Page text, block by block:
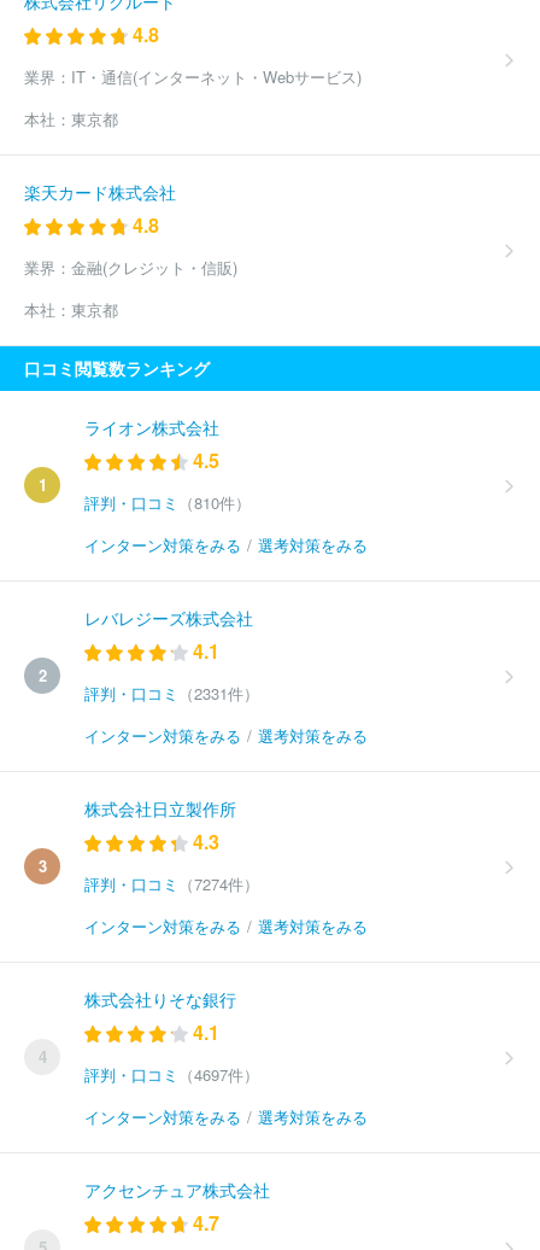
4.8
業界： IT・通信(インターネット・Webサービス)
本社： 東京都
楽天カード株式会社
4.8
業界： 金融(クレジット・信販)
本社： 東京都
口コミ閲覧数ランキング
1
ライオン株式会社
4.5
評判・口コミ
（810件）
インターン対策をみる / 選考対策をみる
2
レバレジーズ株式会社
4.1
評判・口コミ
（2331件）
インターン対策をみる / 選考対策をみる
3
株式会社日立製作所
4.3
評判・口コミ
（7274件）
インターン対策をみる / 選考対策をみる
4
株式会社りそな銀行
4.1
評判・口コミ
（4697件）
インターン対策をみる / 選考対策をみる
アクセンチュア株式会社
4.7